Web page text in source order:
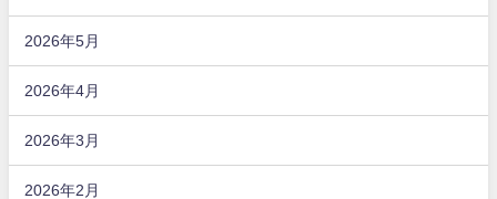
2026年5月
2026年4月
2026年3月
2026年2月